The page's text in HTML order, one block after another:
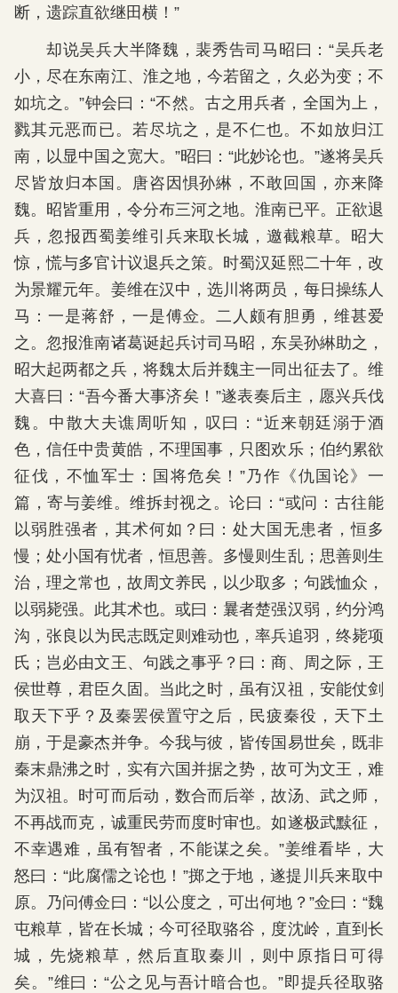
断，遗踪直欲继田横！”
却说吴兵大半降魏，裴秀告司马昭曰：“吴兵老
小，尽在东南江、淮之地，今若留之，久必为变；不
如坑之。”钟会曰：“不然。古之用兵者，全国为上，
戮其元恶而已。若尽坑之，是不仁也。不如放归江
南，以显中国之宽大。”昭曰：“此妙论也。”遂将吴兵
尽皆放归本国。唐咨因惧孙綝，不敢回国，亦来降
魏。昭皆重用，令分布三河之地。淮南已平。正欲退
兵，忽报西蜀姜维引兵来取长城，邀截粮草。昭大
惊，慌与多官计议退兵之策。时蜀汉延熙二十年，改
为景耀元年。姜维在汉中，选川将两员，每日操练人
马：一是蒋舒，一是傅佥。二人颇有胆勇，维甚爱
之。忽报淮南诸葛诞起兵讨司马昭，东吴孙綝助之，
昭大起两都之兵，将魏太后并魏主一同出征去了。维
大喜曰：“吾今番大事济矣！”遂表奏后主，愿兴兵伐
魏。中散大夫谯周听知，叹曰：“近来朝廷溺于酒
色，信任中贵黄皓，不理国事，只图欢乐；伯约累欲
征伐，不恤军士：国将危矣！”乃作《仇国论》一
篇，寄与姜维。维拆封视之。论曰：“或问：古往能
以弱胜强者，其术何如？曰：处大国无患者，恒多
慢；处小国有忧者，恒思善。多慢则生乱；思善则生
治，理之常也，故周文养民，以少取多；句践恤众，
以弱毙强。此其术也。或曰：曩者楚强汉弱，约分鸿
沟，张良以为民志既定则难动也，率兵追羽，终毙项
氏；岂必由文王、句践之事乎？曰：商、周之际，王
侯世尊，君臣久固。当此之时，虽有汉祖，安能仗剑
取天下乎？及秦罢侯置守之后，民疲秦役，天下土
崩，于是豪杰并争。今我与彼，皆传国易世矣，既非
秦末鼎沸之时，实有六国并据之势，故可为文王，难
为汉祖。时可而后动，数合而后举，故汤、武之师，
不再战而克，诚重民劳而度时审也。如遂极武黩征，
不幸遇难，虽有智者，不能谋之矣。”姜维看毕，大
怒曰：“此腐儒之论也！”掷之于地，遂提川兵来取中
原。乃问傅佥曰：“以公度之，可出何地？”佥曰：“魏
屯粮草，皆在长城；今可径取骆谷，度沈岭，直到长
城，先烧粮草，然后直取秦川，则中原指日可得
矣。”维曰：“公之见与吾计暗合也。”即提兵径取骆